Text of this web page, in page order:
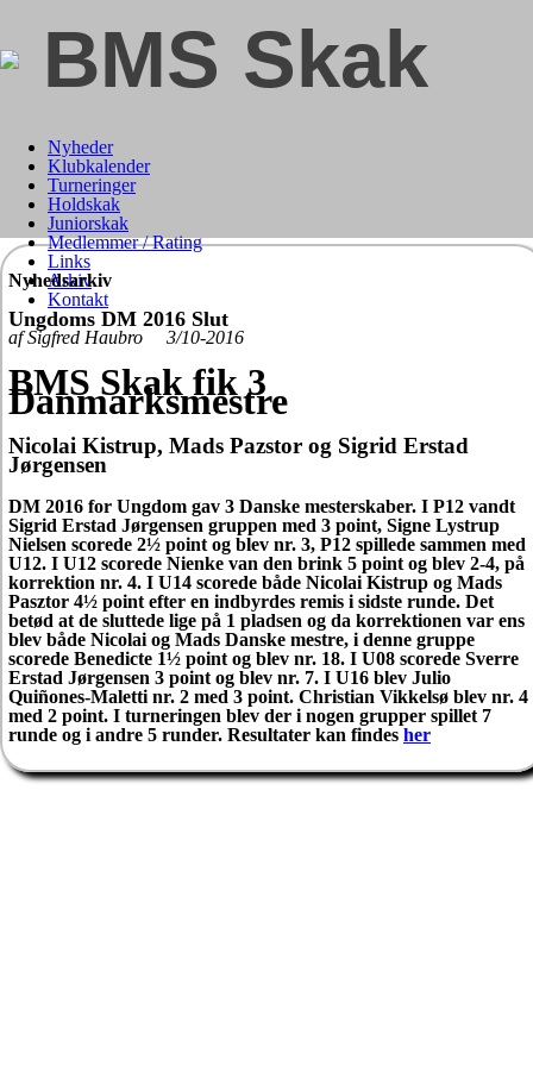
BMS Skak
Nyheder
Klubkalender
Turneringer
Holdskak
Juniorskak
Medlemmer / Rating
Links
Arkiv
Kontakt
Nyhedsarkiv
Ungdoms DM 2016 Slut
af Sigfred Haubro 3/10-2016
BMS Skak fik 3
Danmarksmestre
Nicolai Kistrup, Mads Pazstor og Sigrid Erstad
Jørgensen
DM 2016 for Ungdom gav 3 Danske mesterskaber. I P12 vandt
Sigrid Erstad Jørgensen gruppen med 3 point, Signe Lystrup
Nielsen scorede 2½ point og blev nr. 3, P12 spillede sammen med
U12. I U12 scorede Nienke van den brink 5 point og blev 2-4, på
korrektion nr. 4. I U14 scorede både Nicolai Kistrup og Mads
Pasztor 4½ point efter en indbyrdes remis i sidste runde. Det
betød at de sluttede lige på 1 pladsen og da korrektionen var ens
blev både Nicolai og Mads Danske mestre, i denne gruppe
scorede Benedicte 1½ point og blev nr. 18. I U08 scorede Sverre
Erstad Jørgensen 3 point og blev nr. 7. I U16 blev Julio
Quiñones-Maletti nr. 2 med 3 point. Christian Vikkelsø blev nr. 4
med 2 point. I turneringen blev der i nogen grupper spillet 7
runde og i andre 5 runder. Resultater kan findes her